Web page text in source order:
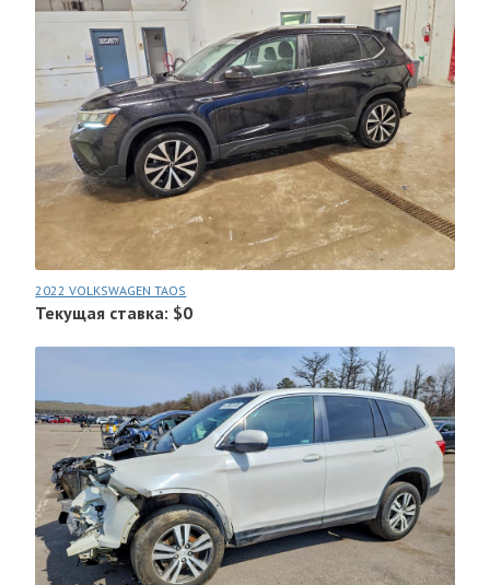
2022 VOLKSWAGEN TAOS
Текущая ставка: $0